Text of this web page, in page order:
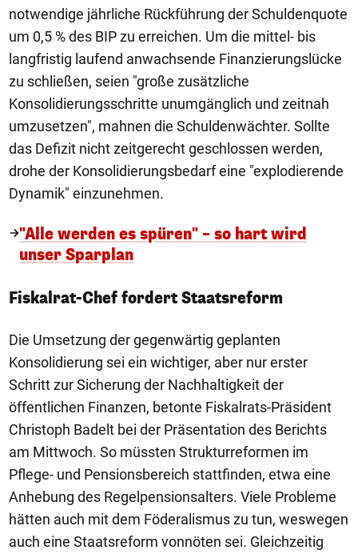
notwendige jährliche Rückführung der Schuldenquote
um 0,5 % des BIP zu erreichen. Um die mittel- bis
langfristig laufend anwachsende Finanzierungslücke
zu schließen, seien "große zusätzliche
Konsolidierungsschritte unumgänglich und zeitnah
umzusetzen", mahnen die Schuldenwächter. Sollte
das Defizit nicht zeitgerecht geschlossen werden,
drohe der Konsolidierungsbedarf eine "explodierende
Dynamik" einzunehmen.
"Alle werden es spüren" – so hart wird
unser Sparplan
Fiskalrat-Chef fordert Staatsreform
Die Umsetzung der gegenwärtig geplanten
Konsolidierung sei ein wichtiger, aber nur erster
Schritt zur Sicherung der Nachhaltigkeit der
öffentlichen Finanzen, betonte Fiskalrats-Präsident
Christoph Badelt bei der Präsentation des Berichts
am Mittwoch. So müssten Strukturreformen im
Pflege- und Pensionsbereich stattfinden, etwa eine
Anhebung des Regelpensionsalters. Viele Probleme
hätten auch mit dem Föderalismus zu tun, weswegen
auch eine Staatsreform vonnöten sei. Gleichzeitig